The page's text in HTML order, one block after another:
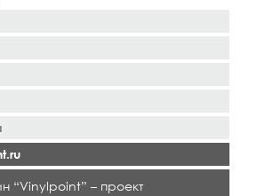
“Vinylpoint” – проект